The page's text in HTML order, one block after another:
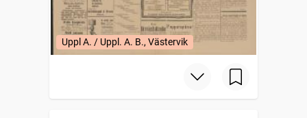
Uppl A. / Uppl. A. B., Västervik